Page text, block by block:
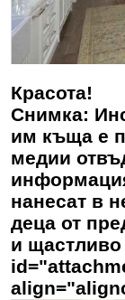
Красота!
Снимка:
им къща е
медии
нанесат в
деца от
и